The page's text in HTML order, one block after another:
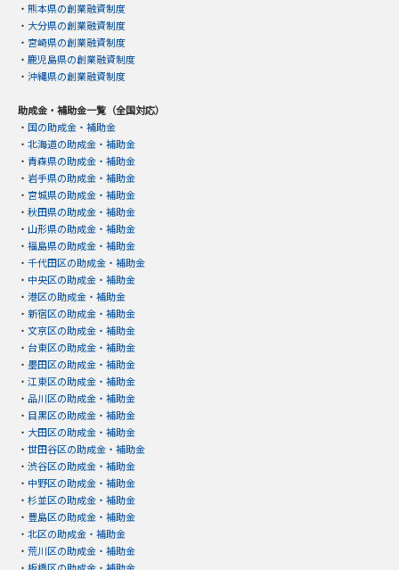
・ 熊本県の創業融資制度
・ 大分県の創業融資制度
・ 宮崎県の創業融資制度
・ 鹿児島県の創業融資制度
・ 沖縄県の創業融資制度
助成金・補助金一覧（全国対応）
・ 国の助成金・補助金
・ 北海道の助成金・補助金
・ 青森県の助成金・補助金
・ 岩手県の助成金・補助金
・ 宮城県の助成金・補助金
・ 秋田県の助成金・補助金
・ 山形県の助成金・補助金
・ 福島県の助成金・補助金
・ 千代田区の助成金・補助金
・ 中央区の助成金・補助金
・ 港区の助成金・補助金
・ 新宿区の助成金・補助金
・ 文京区の助成金・補助金
・ 台東区の助成金・補助金
・ 墨田区の助成金・補助金
・ 江東区の助成金・補助金
・ 品川区の助成金・補助金
・ 目黒区の助成金・補助金
・ 大田区の助成金・補助金
・ 世田谷区の助成金・補助金
・ 渋谷区の助成金・補助金
・ 中野区の助成金・補助金
・ 杉並区の助成金・補助金
・ 豊島区の助成金・補助金
・ 北区の助成金・補助金
・ 荒川区の助成金・補助金